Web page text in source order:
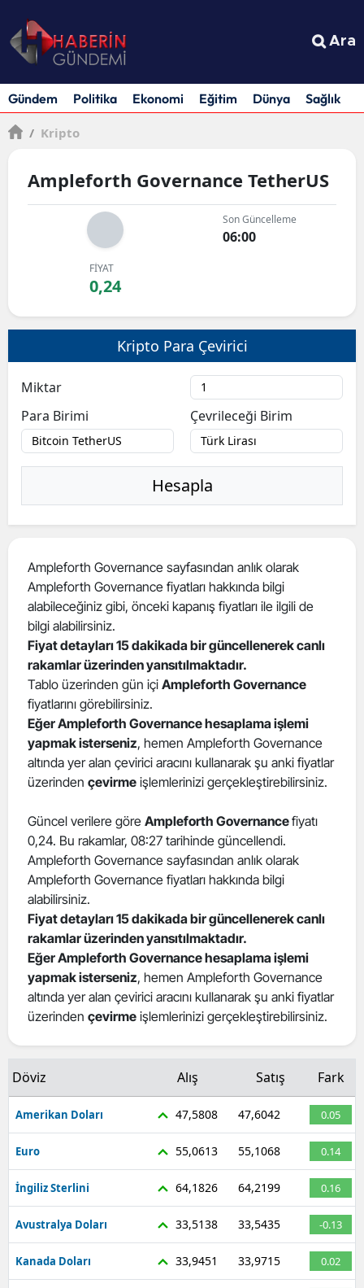
Ara
Gündem Politika Ekonomi Eğitim Dünya Sağlık
/ Kripto
Ampleforth Governance TetherUS
Son Güncelleme
06:00
FİYAT
0,24
Kripto Para Çevirici
Miktar
Para Birimi
Çevrileceği Birim
Hesapla
Ampleforth Governance sayfasından anlık olarak
Ampleforth Governance fiyatları hakkında bilgi
alabileceğiniz gibi, önceki kapanış fiyatları ile ilgili de
bilgi alabilirsiniz.
Fiyat detayları 15 dakikada bir güncellenerek canlı
rakamlar üzerinden yansıtılmaktadır.
Tablo üzerinden gün içi Ampleforth Governance
fiyatlarını görebilirsiniz.
Eğer Ampleforth Governance hesaplama işlemi
yapmak isterseniz, hemen Ampleforth Governance
altında yer alan çevirici aracını kullanarak şu anki fiyatlar
üzerinden çevirme işlemlerinizi gerçekleştirebilirsiniz.
Güncel verilere göre Ampleforth Governancefiyatı
0,24. Bu rakamlar, 08:27 tarihinde güncellendi.
Ampleforth Governance sayfasından anlık olarak
Ampleforth Governance fiyatları hakkında bilgi
alabilirsiniz.
Fiyat detayları 15 dakikada bir güncellenerek canlı
rakamlar üzerinden yansıtılmaktadır.
Eğer Ampleforth Governance hesaplama işlemi
yapmak isterseniz, hemen Ampleforth Governance
altında yer alan çevirici aracını kullanarak şu anki fiyatlar
üzerinden çevirme işlemlerinizi gerçekleştirebilirsiniz.
Döviz Alış Satış Fark
Amerikan Doları 47,5808 47,6042 0.05
Euro 55,0613 55,1068 0.14
İngiliz Sterlini 64,1826 64,2199 0.16
Avustralya Doları 33,5138 33,5435 -0.13
Kanada Doları 33,9451 33,9715 0.02